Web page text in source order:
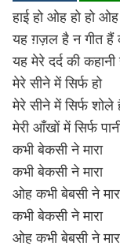
Lyrics in
Lyrics in
Lyrics in
Kannada
Lyrics in
हाई हो ओह हो हो
यह ग़ज़ल है न गीत हैं
यह मेरे दर्द की
मेरे सीने में सिर्फ हो
मेरे सीने में सिर्फ शोले
मेरी आँखों में सिर्फ
कभी बेकसी ने मारा
कभी बेकसी ने मारा
ओह कभी बेबसी ने
कभी बेकसी ने मारा
ओह कभी बेबसी ने